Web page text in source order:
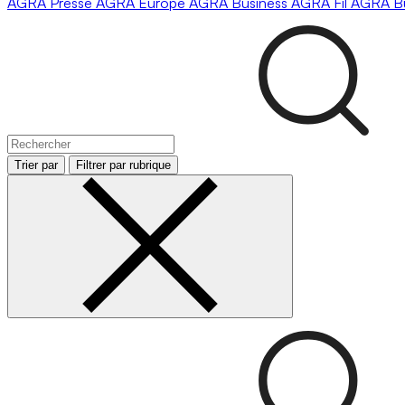
Trier par Filtrer par rubrique